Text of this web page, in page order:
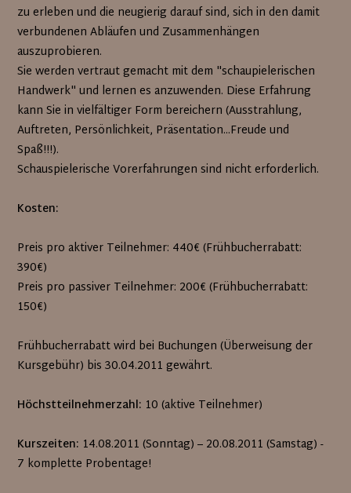
zu erleben und die neugierig darauf sind, sich in den damit
verbundenen Abläufen und Zusammenhängen
auszuprobieren.
Sie werden vertraut gemacht mit dem "schaupielerischen
Handwerk" und lernen es anzuwenden. Diese Erfahrung
kann Sie in vielfältiger Form bereichern (Ausstrahlung,
Auftreten, Persönlichkeit, Präsentation...Freude und
Spaß!!!).
Schauspielerische Vorerfahrungen sind nicht erforderlich.
Kosten:
Preis pro aktiver Teilnehmer: 440€ (Frühbucherrabatt:
390€)
Preis pro passiver Teilnehmer: 200€ (Frühbucherrabatt:
150€)
Frühbucherrabatt wird bei Buchungen (Überweisung der
Kursgebühr) bis 30.04.2011 gewährt.
Höchstteilnehmerzahl: 10 (aktive Teilnehmer)
Kurszeiten: 14.08.2011 (Sonntag) – 20.08.2011 (Samstag) -
7 komplette Probentage!